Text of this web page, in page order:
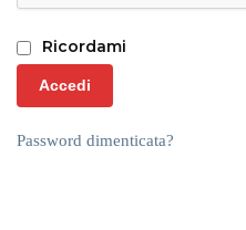
Ricordami
Accedi
Password dimenticata?